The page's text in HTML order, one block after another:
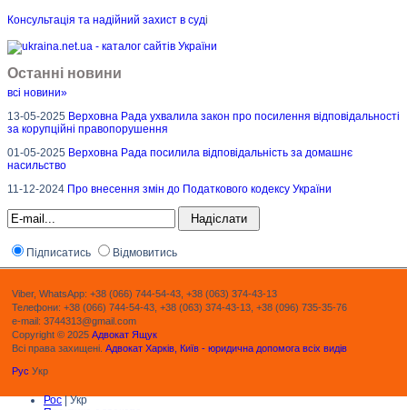
Консультація та надійний захист в суді
Останні новини
всі новини»
13-05-2025 Верховна Рада ухвалила закон про посилення відповідальності
за корупційні правопорушення
01-05-2025 Верховна Рада посилила відповідальність за домашнє
насильство
11-12-2024 Про внесення змін до Податкового кодексу України
Підписатись Відмовитись
Viber, WhatsApp: +38 (066) 744-54-43, +38 (063) 374-43-13
Телефони: +38 (066) 744-54-43, +38 (063) 374-43-13, +38 (096) 735-35-76
e-mail: 3744313@gmail.com
Copyright © 2025 Адвокат Ящук
Всі права захищені. Адвокат Харків, Київ - юридична допомога всіх видів
Рус Укр
Рос| Укр